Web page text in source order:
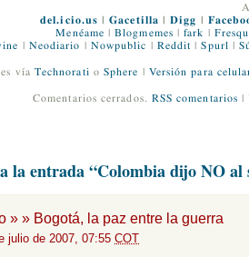
del.icio.us |Gacetilla |Digg |
Menéame |Blogmemes |fark |
| Neodiario | Nowpublic | Reddit |Spurl |
vía Technorati o Sphere | Versión para
Comentarios cerrados. RSS comentarios |
la entrada “Colombia dijo NO al
» » Bogotá, la paz entre la guerra
julio de 2007, 07:55 COT